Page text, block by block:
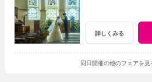
詳しくみる
同日開催の他のフェアを見